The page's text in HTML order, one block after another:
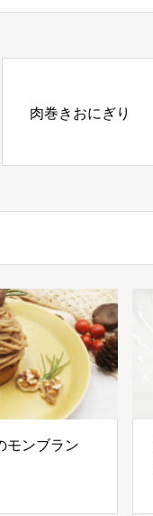
肉巻きおにぎり
モンブラン